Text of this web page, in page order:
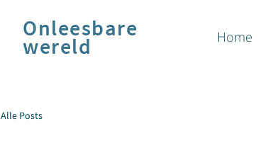
Onleesbare
wereld Home
Alle Posts